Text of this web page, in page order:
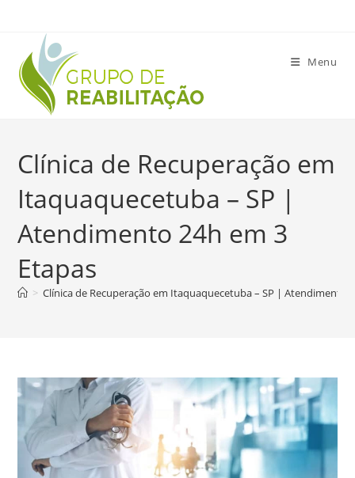
conteúdo
Menu
Clínica de Recuperação em
Itaquaquecetuba – SP |
Atendimento 24h em 3
Etapas
> Clínica de Recuperação em Itaquaquecetuba – SP | Atendimento